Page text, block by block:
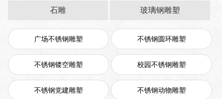
石雕 玻璃钢雕塑
广场不锈钢雕塑 不锈钢圆环雕塑
不锈钢镂空雕塑 校园不锈钢雕塑
不锈钢党建雕塑 不锈钢动物雕塑